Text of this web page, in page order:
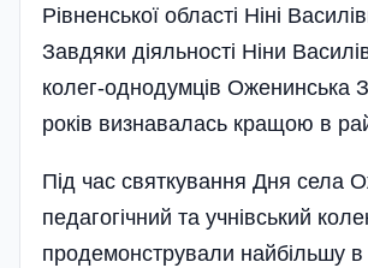
Рів­нен­ської області Ніні
Завдяки діяльності Ніни
колег-однод­умців
років визнавалась кращою в
Під час святкування Дня села
педагогічний та учнівський
продемонстрували найбільшу в